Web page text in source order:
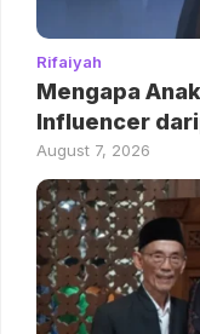
Rifaiyah
Mengapa
Influencer
August 7, 2026